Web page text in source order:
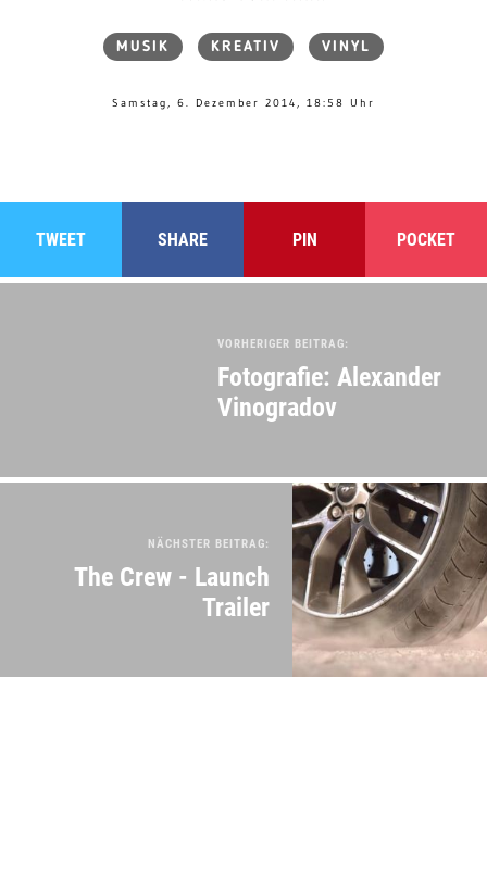
MUSIK KREATIV VINYL
Samstag, 6. Dezember 2014, 18:58 Uhr
TWEET SHARE PIN POCKET
VORHERIGER BEITRAG:
Fotografie: Alexander
Vinogradov
NÄCHSTER BEITRAG:
The Crew - Launch
Trailer